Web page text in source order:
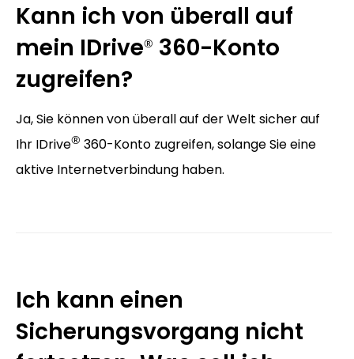
Kann ich von überall auf
mein IDrive® 360-Konto
zugreifen?
Ja, Sie können von überall auf der Welt sicher auf
Ihr IDrive® 360-Konto zugreifen, solange Sie eine
aktive Internetverbindung haben.
Ich kann einen
Sicherungsvorgang nicht